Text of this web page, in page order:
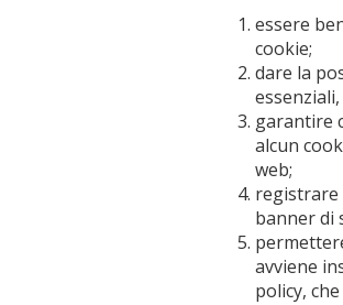
essere
cookie;
dare la
garantire
alcun
web;
registrare
banner di
avviene
policy,